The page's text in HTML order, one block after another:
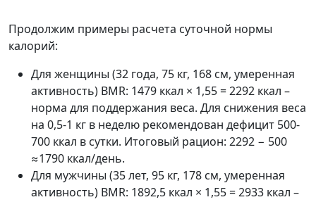
Продолжим примеры расчета суточной нормы
калорий:
Для женщины (32 года, 75 кг, 168 см, умеренная
активность) BMR: 1479 ккал × 1,55 = 2292 ккал –
норма для поддержания веса. Для снижения веса
на 0,5-1 кг в неделю рекомендован дефицит 500-
700 ккал в сутки. Итоговый рацион: 2292 − 500
≈1790 ккал/день.
Для мужчины (35 лет, 95 кг, 178 см, умеренная
активность) BMR: 1892,5 ккал × 1,55 = 2933 ккал –